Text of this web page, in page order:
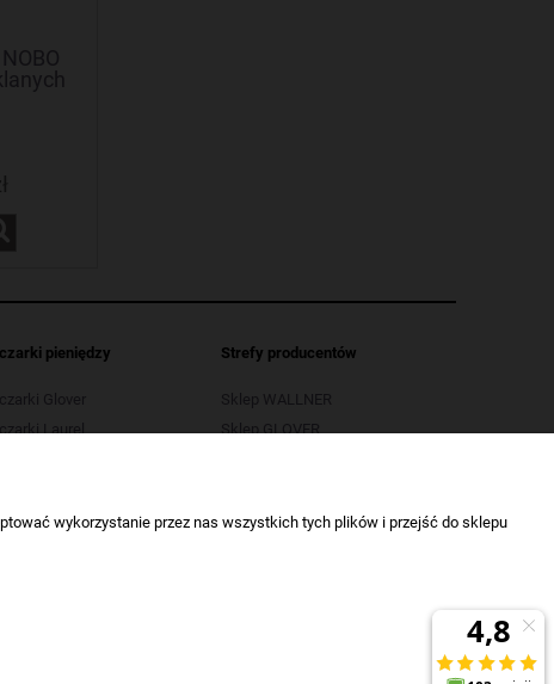
pieniędzy
Glover
Laurel
Strefy producentów
Sklep WALLNER
Sklep GLOVER
wykorzystanie przez nas wszystkich tych plików i przejść do sklepu